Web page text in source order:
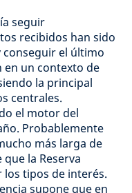
seguir
recibidos han sido
conseguir el último
en un contexto de
la principal
centrales.
el motor del
Probablemente
más larga de
la Reserva
los tipos de interés.
supone que en